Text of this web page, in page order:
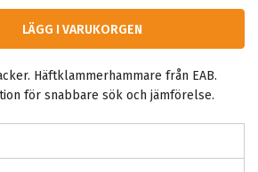
LÄGG I VARUKORGEN
Häftklammerhammare från EAB.
för snabbare sök och jämförelse.